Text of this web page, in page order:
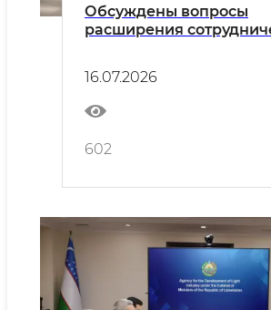
Обсуждены вопросы
расширения
(SACCI).
16.07.2026
602